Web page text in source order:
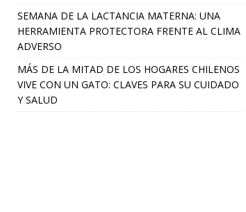
SEMANA DE LA LACTANCIA MATERNA: UNA
HERRAMIENTA PROTECTORA FRENTE AL CLIMA
ADVERSO
MÁS DE LA MITAD DE LOS HOGARES CHILENOS
VIVE CON UN GATO: CLAVES PARA SU CUIDADO
Y SALUD